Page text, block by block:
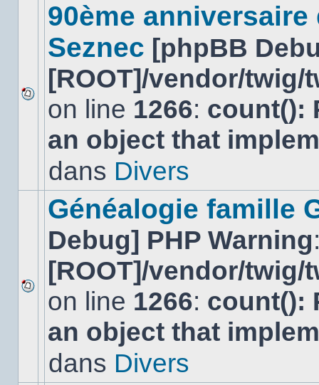
Aucun
nouveau
message
non-
dans
90ème
Seznec [phpBB
[ROOT]/vendor/
on line 1266: count():
an object that
dans Divers
Aucun
nouveau
message
non-
dans
Généalogie famille
Debug] PHP Warning
[ROOT]/vendor/
on line 1266: count():
an object that
dans Divers